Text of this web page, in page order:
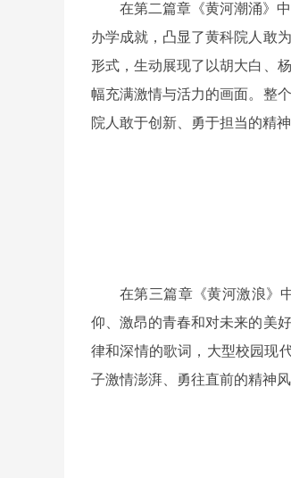
在第二篇章《黄河潮涌》
办学成就，凸显了黄科院人敢
形式，生动展现了以胡大白、
幅充满激情与活力的画面。整
院人敢于创新、勇于担当的精
在第三篇章《黄河激浪》
仰、激昂的青春和对未来的美
律和深情的歌词，大型校园现
子激情澎湃、勇往直前的精神